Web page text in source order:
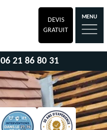
DEVIS
GRATUIT
MENU
06 21 86 80 31